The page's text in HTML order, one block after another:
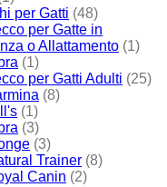
per Gatti (48)
per Gatte in
o Allattamento (1)
(1)
per Gatti Adulti (25)
(8)
(1)
(3)
(3)
Trainer (8)
Canin (2)